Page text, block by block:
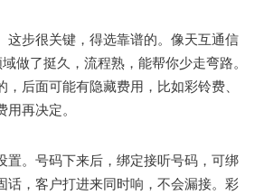
步很关键，得选靠谱的。像天互通信
做了挺久，流程熟，能帮你少走弯路。
后面可能有隐藏费用，比如彩铃费、
再决定。
。号码下来后，绑定接听号码，可绑
话，客户打进来同时响，不会漏接。彩